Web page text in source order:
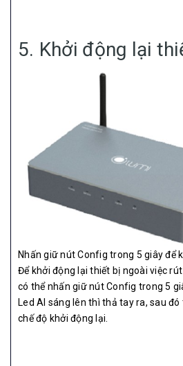
5. Khởi động lại
Nhấn giữ nút Config trong 5 giây để
Để khởi động lại thiết bị ngoài việc
có thể nhấn giữ nút Config trong 5
Led AI sáng lên thì thả tay ra, sau
chế độ khởi động lại.